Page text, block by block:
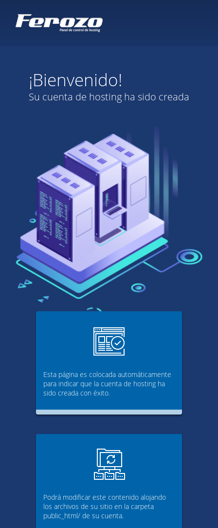
¡Bienvenido!
Su cuenta de hosting ha sido creada
Esta página es colocada automáticamente
para indicar que la cuenta de hosting ha
sido creada con éxito.
Podrá modificar este contenido alojando
los archivos de su sitio en la carpeta
public_html/ de su cuenta.